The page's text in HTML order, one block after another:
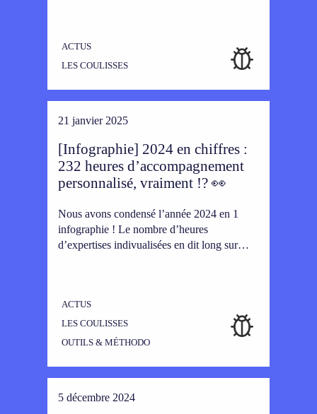
ACTUS
LES COULISSES
21 janvier 2025
[Infographie] 2024 en chiffres :
232 heures d’accompagnement
personnalisé, vraiment !? 👀
Nous avons condensé l’année 2024 en 1
infographie ! Le nombre d’heures
d’expertises indivualisées en dit long sur…
ACTUS
LES COULISSES
OUTILS & MÉTHODO
5 décembre 2024